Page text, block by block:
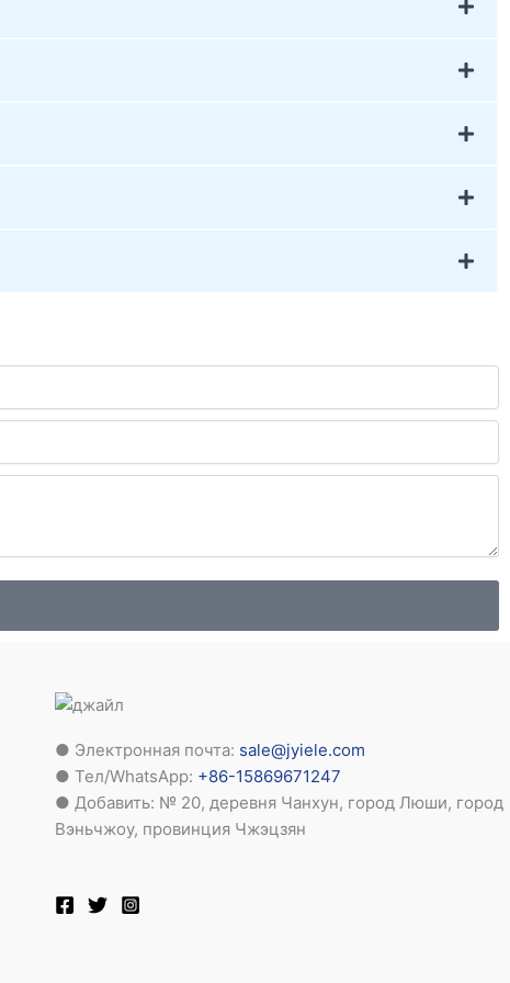
● Электронная почта: sale@jyiele.com
● Тел/WhatsApp: +86-15869671247
● Добавить: № 20, деревня Чанхун, город Люши, город
Вэньчжоу, провинция Чжэцзян